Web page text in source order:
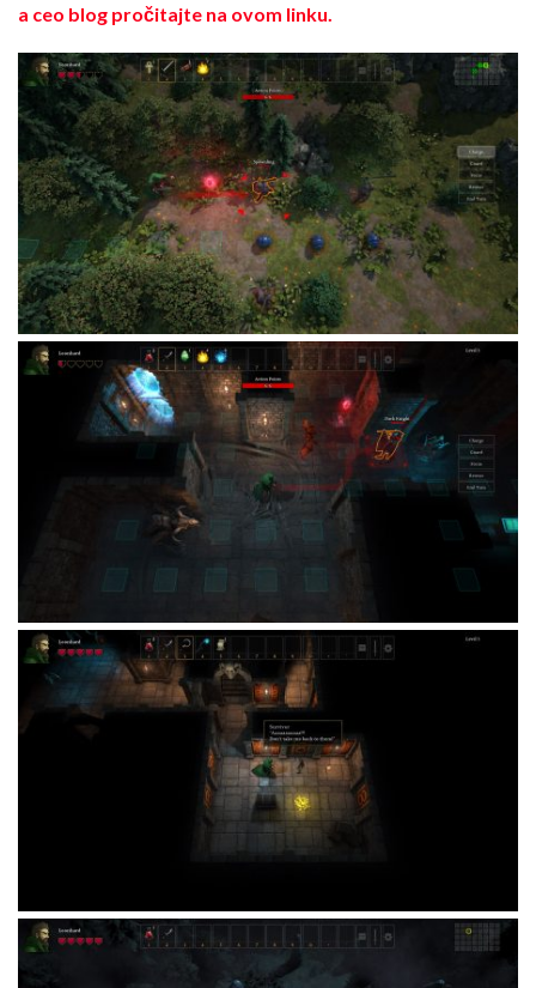
a ceo blog pročitajte na ovom linku.